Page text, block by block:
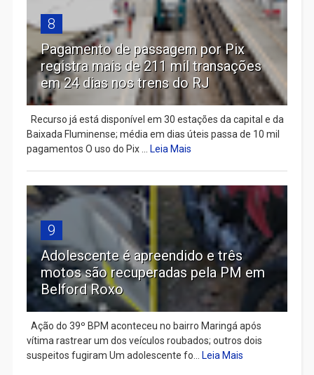
8
Pagamento de passagem por Pix
registra mais de 211 mil transações
em 24 dias nos trens do RJ
Recurso já está disponível em 30 estações da capital e da
Baixada Fluminense; média em dias úteis passa de 10 mil
pagamentos O uso do Pix ... Leia Mais
9
Adolescente é apreendido e três
motos são recuperadas pela PM em
Belford Roxo
Ação do 39º BPM aconteceu no bairro Maringá após
vítima rastrear um dos veículos roubados; outros dois
suspeitos fugiram Um adolescente fo... Leia Mais